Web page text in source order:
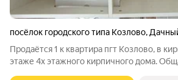
посёлок городского типа Козлово,
Продаётся 1 к квартира пгт Козлово, в
этаже 4х этажного кирпичного дома.